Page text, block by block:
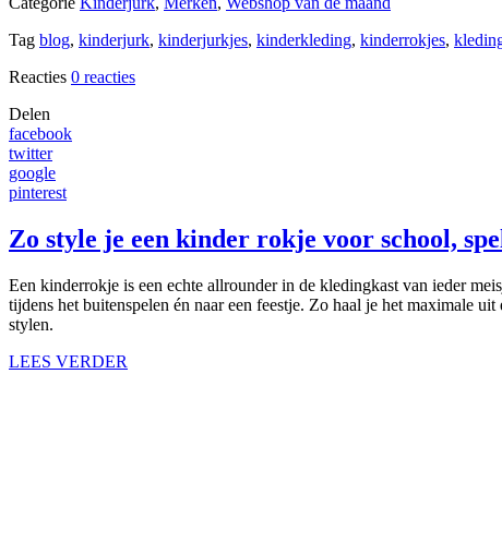
Tag blog, kinderjurk, kinderjurkjes, kinderkleding, kinderrokjes,
Reacties 0 reacties
Delen
facebook
twitter
google
pinterest
Zo style je een kinder rokje voor school,
Een kinderrokje is een echte allrounder in de kledingkast van ieder
tijdens het buitenspelen én naar een feestje. Zo haal je het maximale
stylen.
LEES VERDER